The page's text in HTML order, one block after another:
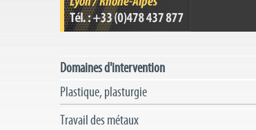
Domaines d'intervention
Plastique, plasturgie
Travail des métaux